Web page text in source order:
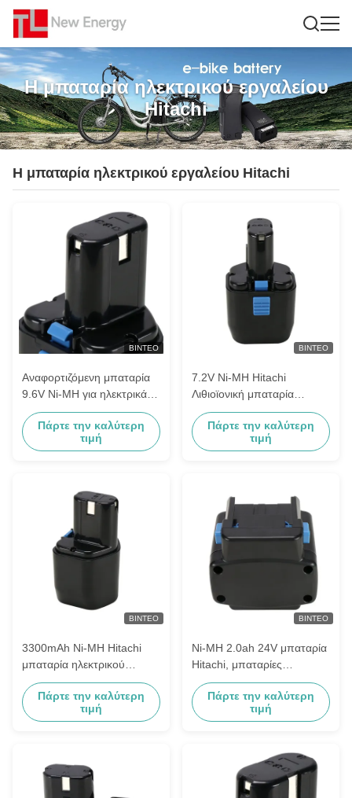
Η μπαταρία ηλεκτρικού εργαλείου
Hitachi
Η μπαταρία ηλεκτρικού εργαλείου Hitachi
ΒΊΝΤΕΟ
Αναφορτιζόμενη μπαταρία
9.6V Ni-MH για ηλεκτρικά
εργαλεία Hitachi
Πάρτε την καλύτερη
τιμή
ΒΊΝΤΕΟ
7.2V Ni-MH Hitachi
Λιθιοϊονική μπαταρία
ασύρματη 3300mAh Μαύρο
χρώμαΠάρτε την καλύτερη
τιμή
ΒΊΝΤΕΟ
3300mAh Ni-MH Hitachi
μπαταρία ηλεκτρικού
εργαλείου Eb 920HS Eb 9h
Eb 926h
Πάρτε την καλύτερη
τιμή
ΒΊΝΤΕΟ
Ni-MH 2.0ah 24V μπαταρία
Hitachi, μπαταρίες
ηλεκτρικού εργαλείου
Eb2430r Eb2433X
Πάρτε την καλύτερη
τιμή